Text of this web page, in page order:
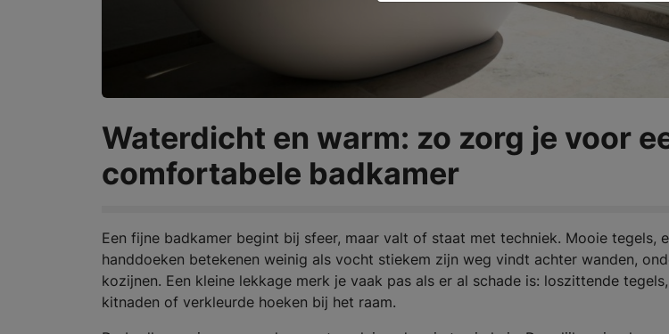
Waterdicht en warm: zo zorg je voor
comfortabele badkamer
Een fijne badkamer begint bij sfeer, maar valt of staat met techniek. Mooie tegels,
handdoeken betekenen weinig als vocht stiekem zijn weg vindt achter wanden,
kozijnen. Een kleine lekkage merk je vaak pas als er al schade is: loszittende
kitnaden of verkleurde hoeken bij het raam.